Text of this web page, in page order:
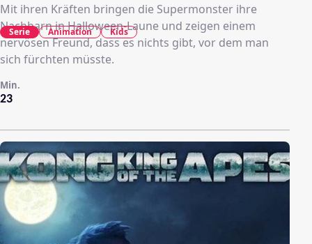
Mit ihren Kräften bringen die Supermonster ihre
Nachbarn in Halloween-Laune und zeigen einem
nervösen Freund, dass es nichts gibt, vor dem man
sich fürchten müsste.
23
Min.
Serie Animation Kids